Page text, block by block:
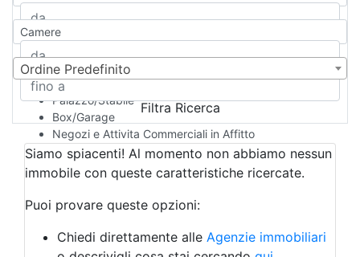
Rustico/Casale
Camera d'Albergo
Multiproprietà
Palazzo/Stabile
Box/Garage
Negozi e Attivita Commerciali in Affitto
Qualsiasi
Attività/Licenza Commerciale
Azienda Agricola
Bar/Ristorante
Albergo
Laboratorio Artigianale
Camere
Ordine Predefinito
Filtra Ricerca
Siamo spiacenti! Al momento non abbiamo nessun
immobile con queste caratteristiche ricercate.
Puoi provare queste opzioni:
Chiedi direttamente alle Agenzie immobiliari